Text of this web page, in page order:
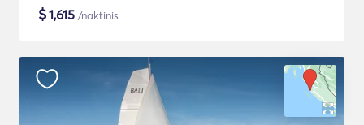
$1,615 /naktinis